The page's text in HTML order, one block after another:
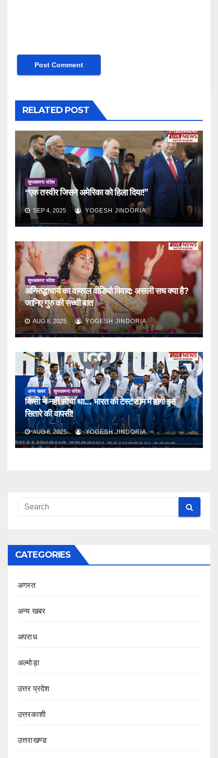
RELATED POST
शुभकामना संदेश
“एक तस्वीर जिसने अमेरिका को हिला दिया!”
SEP 4, 2025 YOGESH JINDORIA
शुभकामना संदेश
अनिरुद्धाचार्य का वायरल वीडियो विवाद: असली सच क्या है?
जानिए गुरु की सच्ची बात
AUG 8, 2025 YOGESH JINDORIA
अन्य खबर शुभकामना संदेश
किसी ने नहीं सोचा था… भारत की टेस्ट टीम में होगी इस
सितारे की वापसी!
AUG 8, 2025 YOGESH JINDORIA
CATEGORIES
अगस्त
अन्य खबर
अपराध
अल्मोड़ा
उत्तर प्रदेश
उत्तरकाशी
उत्तराखण्ड